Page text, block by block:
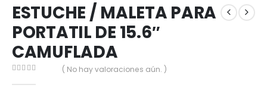
ESTUCHE / MALETA PARA
PORTATIL DE 15.6″
CAMUFLADA
( No hay valoraciones aún. )